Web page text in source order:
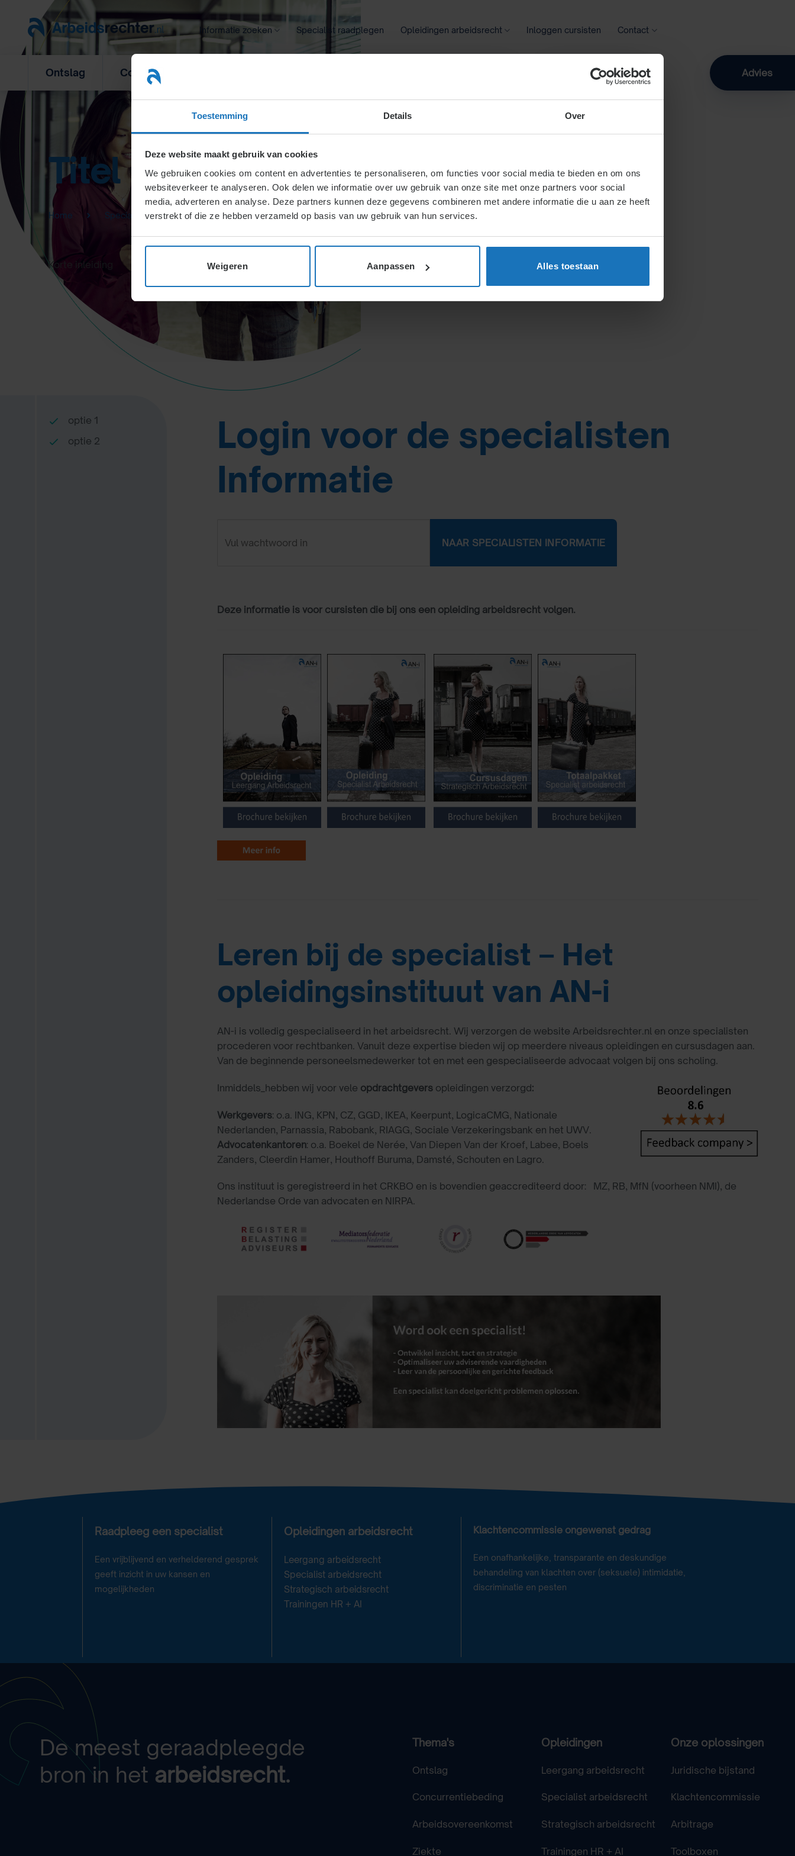
Toestemming Details Over
Deze website maakt gebruik van cookies
We gebruiken cookies om content en advertenties te personaliseren, om functies voor social media te bieden en om ons
websiteverkeer te analyseren. Ook delen we informatie over uw gebruik van onze site met onze partners voor social
media, adverteren en analyse. Deze partners kunnen deze gegevens combineren met andere informatie die u aan ze heeft
verstrekt of die ze hebben verzameld op basis van uw gebruik van hun services.
Weigeren Aanpassen Alles toestaan
inhoud
Informatie zoeken Specialist raadplegen Opleidingen arbeidsrecht Inloggen cursisten Contact
Ontslag Concurrentiebeding Zoeken Advies
Titel
Home Specialisten Informatie
Korte inleiding
optie 1
optie 2
Login voor de specialisten
Informatie
Deze informatie is voor cursisten die bij ons een opleiding arbeidsrecht volgen.
Leren bij de specialist – Het
opleidingsinstituut van AN-i
AN-i is volledig gespecialiseerd in het arbeidsrecht. Wij verzorgen de website Arbeidsrechter.nl en onze specialisten
procederen voor rechtbanken. Vanuit deze expertise bieden wij op meerdere niveaus opleidingen en cursusdagen aan.
Van de beginnende personeelsmedewerker tot en met een gespecialiseerde advocaat volgen bij ons scholing.
Inmiddels_hebben wij voor vele opdrachtgevers opleidingen verzorgd:
Werkgevers: o.a. ING, KPN, CZ, GGD, IKEA, Keerpunt, LogicaCMG, Nationale
Nederlanden, Parnassia, Rabobank, RIAGG, Sociale Verzekeringsbank en het UWV.
Advocatenkantoren: o.a. Boekel de Nerée, Van Diepen Van der Kroef, Labee, Boels
Zanders, Cleerdin Hamer, Houthoff Buruma, Damsté, Schouten en Lagro.
Ons instituut is geregistreerd in het CRKBO en is bovendien geaccrediteerd door: MZ, RB, MfN (voorheen NMI), de
Nederlandse Orde van advocaten en NIRPA.
Raadpleeg een specialist
Een vrijblijvend en verhelderend gesprek
geeft inzicht in uw kansen en
mogelijkheden
Opleidingen arbeidsrecht
Leergang arbeidsrecht
Specialist arbeidsrecht
Strategisch arbeidsrecht
Trainingen HR + AI
Klachtencommissie ongewenst gedrag
Een onafhankelijke, transparante en deskundige
behandeling van klachten over (seksuele) intimidatie,
discriminatie en pesten
De meest geraadpleegde
bron in het arbeidsrecht.
Thema's
Ontslag
Concurrentiebeding
Arbeidsovereenkomst
Ziekte
Opleidingen
Leergang arbeidsrecht
Specialist arbeidsrecht
Strategisch arbeidsrecht
Trainingen HR + AI
Onze oplossingen
Juridische bijstand
Klachtencommissie
Arbitrage
Toolboxen